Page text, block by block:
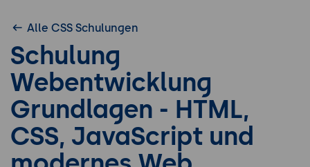
Alle CSS Schulungen
Schulung
Webentwicklung
Grundlagen - HTML,
CSS, JavaScript und